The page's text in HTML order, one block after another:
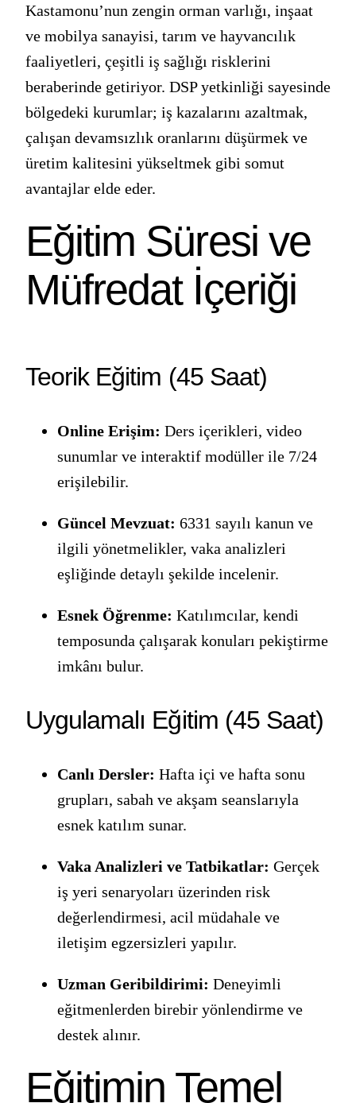
Kastamonu’nun zengin orman varlığı, inşaat
ve mobilya sanayisi, tarım ve hayvancılık
faaliyetleri, çeşitli iş sağlığı risklerini
beraberinde getiriyor. DSP yetkinliği sayesinde
bölgedeki kurumlar; iş kazalarını azaltmak,
çalışan devamsızlık oranlarını düşürmek ve
üretim kalitesini yükseltmek gibi somut
avantajlar elde eder.
Eğitim Süresi ve
Müfredat İçeriği
Teorik Eğitim (45 Saat)
Online Erişim: Ders içerikleri, video
sunumlar ve interaktif modüller ile 7/24
erişilebilir.
Güncel Mevzuat: 6331 sayılı kanun ve
ilgili yönetmelikler, vaka analizleri
eşliğinde detaylı şekilde incelenir.
Esnek Öğrenme: Katılımcılar, kendi
temposunda çalışarak konuları pekiştirme
imkânı bulur.
Uygulamalı Eğitim (45 Saat)
Canlı Dersler: Hafta içi ve hafta sonu
grupları, sabah ve akşam seanslarıyla
esnek katılım sunar.
Vaka Analizleri ve Tatbikatlar: Gerçek
iş yeri senaryoları üzerinden risk
değerlendirmesi, acil müdahale ve
iletişim egzersizleri yapılır.
Uzman Geribildirimi: Deneyimli
eğitmenlerden birebir yönlendirme ve
destek alınır.
Eğitimin Temel